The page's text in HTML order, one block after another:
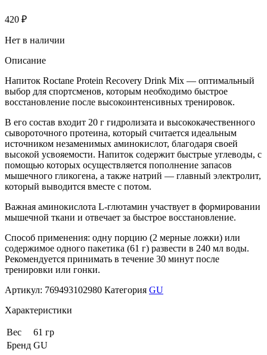
420 ₽
Нет в наличии
Описание
Напиток Roctane Protein Recovery Drink Mix — оптимальный
выбор для спортсменов, которым необходимо быстрое
восстановление после высокоинтенсивных тренировок.
В его состав входит 20 г гидролизата и высококачественного
сывороточного протеина, который считается идеальным
источником незаменимых аминокислот, благодаря своей
высокой усвояемости. Напиток содержит быстрые углеводы, с
помощью которых осуществляется пополнение запасов
мышечного гликогена, а также натрий — главный электролит,
который выводится вместе с потом.
Важная аминокислота L-глютамин участвует в формировании
мышечной ткани и отвечает за быстрое восстановление.
Способ применения: одну порцию (2 мерные ложки) или
содержимое одного пакетика (61 г) развести в 240 мл воды.
Рекомендуется принимать в течение 30 минут после
тренировки или гонки.
Артикул: 769493102980 Категория GU
Характеристики
Вес
61 гр
Бренд GU